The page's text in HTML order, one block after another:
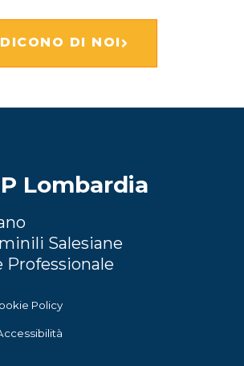
DICONO DI NOI
Lombardia
Salesiane
Professionale
Policy